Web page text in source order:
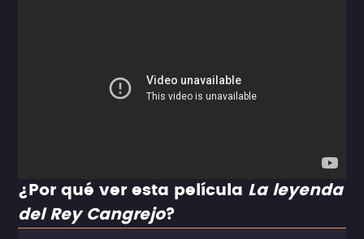
¿Por qué ver esta película La leyenda
del Rey Cangrejo?